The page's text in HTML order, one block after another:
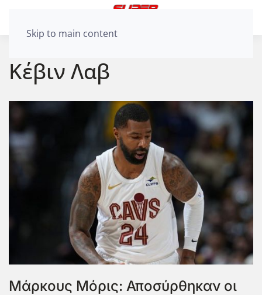
Skip to main content
Κέβιν Λαβ
Μάρκους Μόρις: Αποσύρθηκαν οι